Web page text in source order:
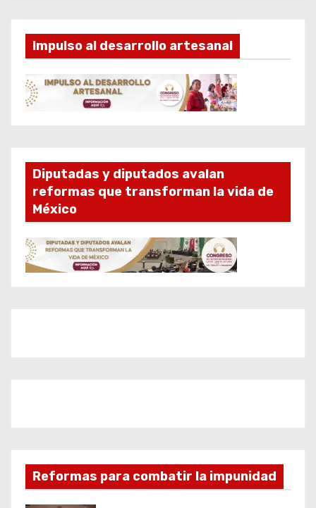
Impulso al desarrollo artesanal
Diputadas y diputados avalan
reformas que transforman la vida de
México
Reformas para combatir la impunidad